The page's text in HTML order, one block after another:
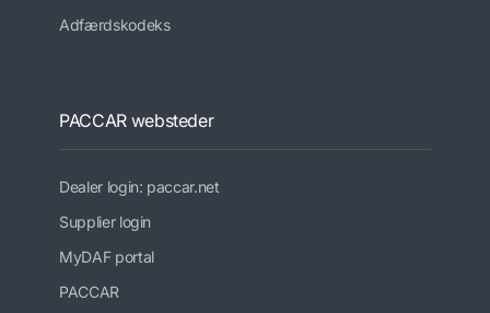
Adfærdskodeks
PACCAR websteder
Dealer login: paccar.net
Supplier login
MyDAF portal
PACCAR